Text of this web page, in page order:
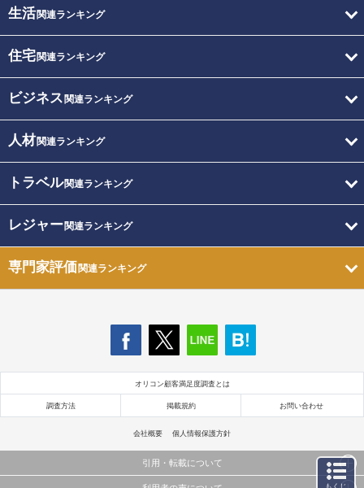
生活関連ランキング
住宅関連ランキング
ビジネス 関連ランキング
人材関連ランキング
トラベル関連ランキング
レジャー関連ランキング
専門家評価関連ランキング
オリコン顧客満足度調査とは
調査方法 掲載規約 お問い合わせ
会社概要 個人情報保護方針
引用・転載について
もくじ